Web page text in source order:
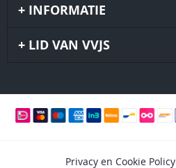
INFORMATIE
LID VAN VVJS
Privacy en Cookie Policy